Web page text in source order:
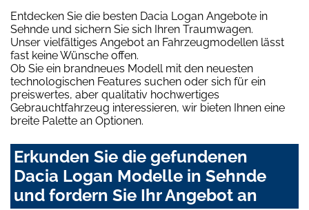
Entdecken Sie die besten Dacia Logan Angebote in
Sehnde und sichern Sie sich Ihren Traumwagen.
Unser vielfältiges Angebot an Fahrzeugmodellen lässt
fast keine Wünsche offen.
Ob Sie ein brandneues Modell mit den neuesten
technologischen Features suchen oder sich für ein
preiswertes, aber qualitativ hochwertiges
Gebrauchtfahrzeug interessieren, wir bieten Ihnen eine
breite Palette an Optionen.
Erkunden Sie die gefundenen
Dacia Logan Modelle in Sehnde
und fordern Sie Ihr Angebot an